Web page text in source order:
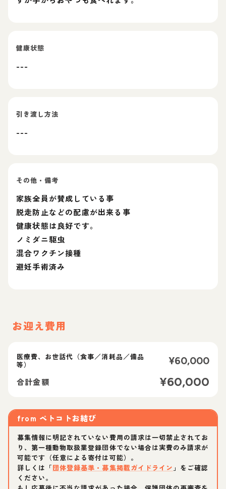
健康状態
---
引き渡し方法
---
その他・備考
家族全員が賛成している事
脱走防止などの配慮が出来る事
健康状態は良好です。
ノミダニ駆虫
混合ワクチン接種
避妊手術済み
お迎え費用
医療費、お世話代（食事／消耗品／備品
等）
¥60,000
合計金額 ¥60,000
from ペトコトお結び
募集情報に明記されていない費用の請求は一切禁止されてお
り、第一種動物取扱業登録団体でない場合は実費のみ請求が
可能です（任意による寄付は可能）。
詳しくは「団体登録基準・募集掲載ガイドライン 」をご確認
ください。